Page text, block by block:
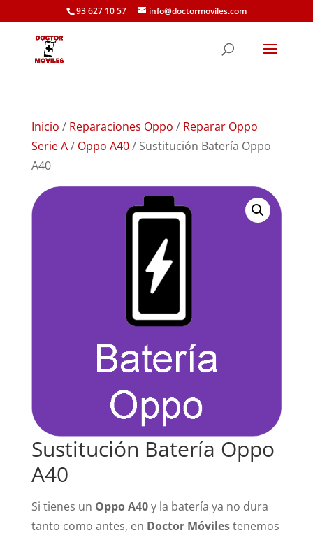
93 627 10 57 info@doctormoviles.com
Inicio / Reparaciones Oppo / Reparar Oppo
Serie A/ Oppo A40/ Sustitución Batería Oppo
A40
Sustitución Batería Oppo
A40
Si tienes un Oppo A40y la batería ya no dura
tanto como antes, en Doctor Móvilestenemos